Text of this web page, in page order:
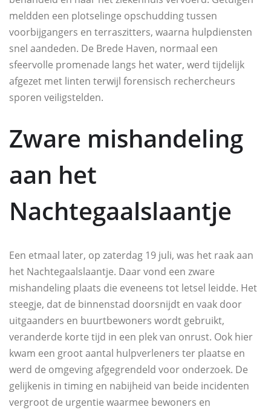
meldden een plotselinge opschudding tussen
voorbijgangers en terraszitters, waarna hulpdiensten
snel aandeden. De Brede Haven, normaal een
sfeervolle promenade langs het water, werd tijdelijk
afgezet met linten terwijl forensisch rechercheurs
sporen veiligstelden.
Zware mishandeling
aan het
Nachtegaalslaantje
Een etmaal later, op zaterdag 19 juli, was het raak aan
het Nachtegaalslaantje. Daar vond een zware
mishandeling plaats die eveneens tot letsel leidde. Het
steegje, dat de binnenstad doorsnijdt en vaak door
uitgaanders en buurtbewoners wordt gebruikt,
veranderde korte tijd in een plek van onrust. Ook hier
kwam een groot aantal hulpverleners ter plaatse en
werd de omgeving afgegrendeld voor onderzoek. De
gelijkenis in timing en nabijheid van beide incidenten
vergroot de urgentie waarmee bewoners en